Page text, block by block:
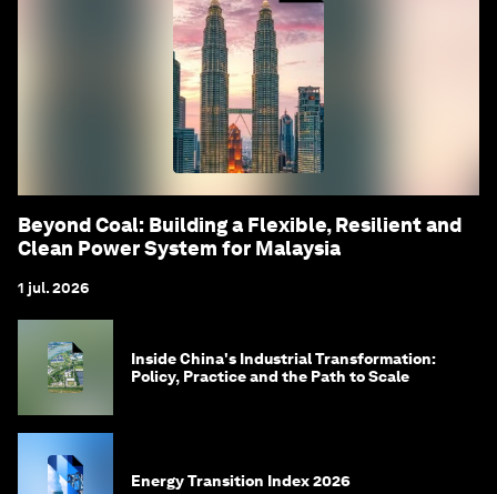
Beyond Coal: Building a Flexible, Resilient and
Clean Power System for Malaysia
1 jul. 2026
Inside China's Industrial Transformation:
Policy, Practice and the Path to Scale
Energy Transition Index 2026